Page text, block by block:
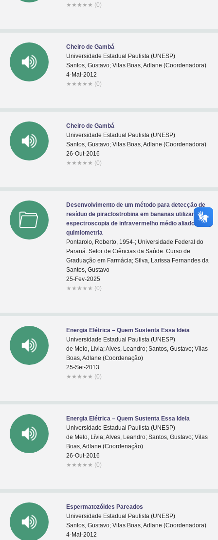
★ ★ ★ ★ ★ (0)
Cheiro de Gambá
Universidade Estadual Paulista (UNESP)
Santos, Gustavo; Vilas Boas, Adlane (Coordenadora)
4-Mai-2012
★ ★ ★ ★ ★ (0)
Cheiro de Gambá
Universidade Estadual Paulista (UNESP)
Santos, Gustavo; Vilas Boas, Adlane (Coordenadora)
26-Out-2016
★ ★ ★ ★ ★ (0)
Desenvolvimento de um método para detecção de
resíduo de piraclostrobina em bananas utilizando a
espectroscopia de infravermelho médio aliado a
quimiometria
Pontarolo, Roberto, 1954-; Universidade Federal do
Paraná. Setor de Ciências da Saúde. Curso de
Graduação em Farmácia; Silva, Larissa Fernandes da
Santos, Gustavo
25-Fev-2025
★ ★ ★ ★ ★ (0)
Energia Elétrica – Quem Sustenta Essa Ideia
Universidade Estadual Paulista (UNESP)
de Melo, Lívia; Alves, Leandro; Santos, Gustavo; Vilas
Boas, Adlane (Coordenação)
25-Set-2013
★ ★ ★ ★ ★ (0)
Energia Elétrica – Quem Sustenta Essa Ideia
Universidade Estadual Paulista (UNESP)
de Melo, Lívia; Alves, Leandro; Santos, Gustavo; Vilas
Boas, Adlane (Coordenação)
26-Out-2016
★ ★ ★ ★ ★ (0)
Espermatozóides Pareados
Universidade Estadual Paulista (UNESP)
Santos, Gustavo; Vilas Boas, Adlane (Coordenadora)
4-Mai-2012